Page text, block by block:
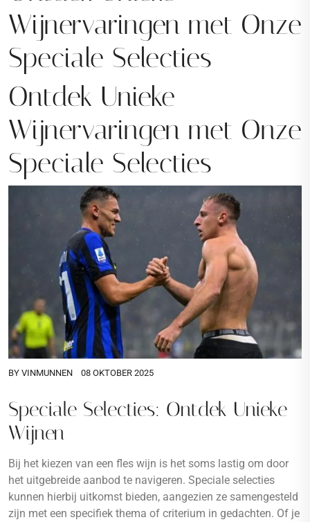
Wijnervaringen met Onze
Speciale Selecties
Ontdek Unieke
Wijnervaringen met Onze
Speciale Selecties
BY VINMUNNEN 08 OKTOBER 2025
Speciale Selecties: Ontdek Unieke
Wijnen
Bij het kiezen van een fles wijn is het soms lastig om door
het uitgebreide aanbod te navigeren. Speciale selecties
kunnen hierbij uitkomst bieden, aangezien ze samengesteld
zijn met een specifiek thema of criterium in gedachten. Of je